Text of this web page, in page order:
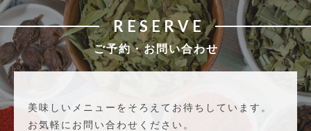
RESERVE
ご予約・お問い合わせ
美味しいメニューをそろえてお待ちしています。
お気軽にお問い合わせください。